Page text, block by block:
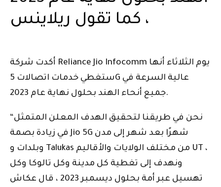
، كما تقول ريلاينس
أكدت شركة Reliance Jio Infocomm يوم الثلاثاء أنها
ستغطي خدمات اتصالات 5G عالية السرعة في
جميع أنحاء الهند بحلول نهاية عام 2023.
“نحن في طريقنا لتحقيق الهدف المعلن المتمثل
في زيادة بصمة Jio 5G شهرًا بعد شهر إلى مدن
وبلدات و Talukas من مختلف الولايات والأقاليم UT ،
ونهدف إلى تغطية كل مدينة وكل تالوكا وكل
تهسيل عبر أمة بحلول ديسمبر 2023 ، قال عكاش